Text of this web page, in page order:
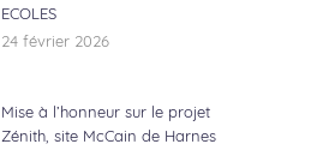
ECOLES
24 février 2026
Mise à l’honneur sur le projet
Zénith, site McCain de Harnes